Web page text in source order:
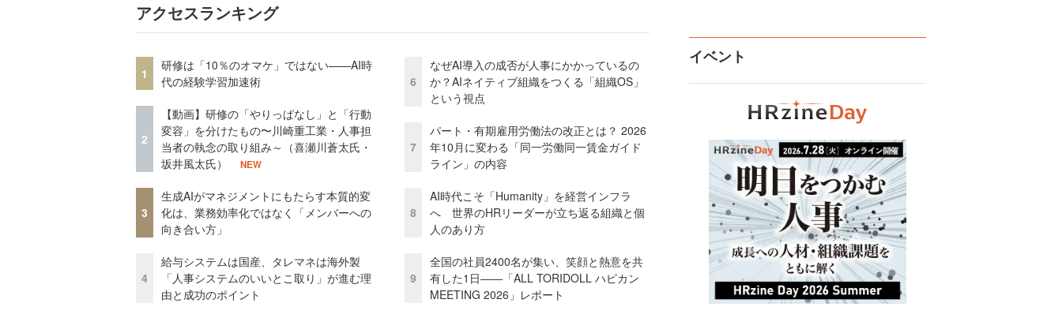
アクセスランキング
1
研修は「10％のオマケ」ではない——AI時
代の経験学習加速術
2
【動画】研修の「やりっぱなし」と「行動
変容」を分けたもの〜川崎重工業・人事担
当者の執念の取り組み～（喜瀬川蒼太氏・
坂井風太氏）
NEW
3
生成AIがマネジメントにもたらす本質的変
化は、業務効率化ではなく「メンバーへの
向き合い方」
4
給与システムは国産、タレマネは海外製
「人事システムのいいとこ取り」が進む理
由と成功のポイント
6
なぜAI導入の成否が人事にかかっているの
か？AIネイティブ組織をつくる「組織OS」
という視点
7
パート・有期雇用労働法の改正とは？ 2026
年10月に変わる「同一労働同一賃金ガイド
ライン」の内容
8
AI時代こそ「Humanity」を経営インフラ
へ 世界のHRリーダーが立ち返る組織と個
人のあり方
9
全国の社員2400名が集い、笑顔と熱意を共
有した1日――「ALL TORIDOLL ハピカン
MEETING 2026」レポート
イベント